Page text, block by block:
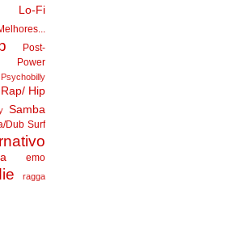
Lo-Fi
Post-
Power
Psychobilly
Rap/ Hip
Samba
Dub Surf
emo
ragga